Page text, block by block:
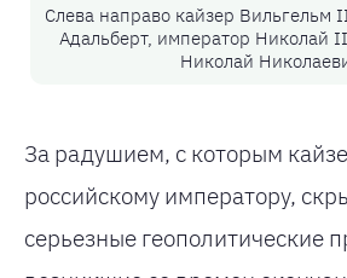
Слева направо кайзер Вильгельм
Адальберт, император Николай
Николай
За радушием, с которым
российскому императору,
серьезные геополитические